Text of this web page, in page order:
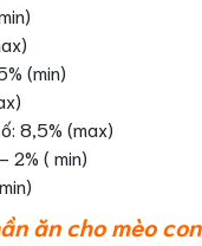
(min)
8,5% (max)
2% ( min)
ăn cho mèo con